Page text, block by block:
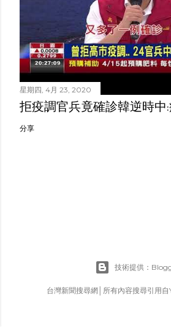
星期四, 4月 23, 2020
拒疫調官兵竟確診韓逆時中
分享
技術提供：
台灣新聞搜尋網│所有內容搜尋引用